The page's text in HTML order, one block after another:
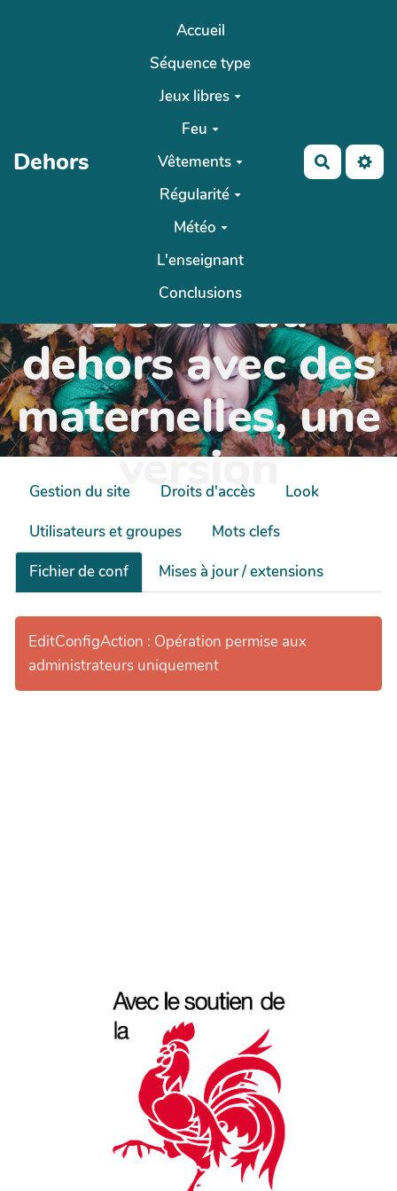
Aller au contenu principal
Dehors
Accueil
Séquence type
Jeux libres
Feu
Vêtements
Régularité
Météo
L'enseignant
Conclusions
L’école du
dehors avec des
maternelles, une
version
Gestion du site Droits d'accès
Look
Utilisateurs et groupes
Mots clefs
Fichier de conf
Mises à jour / extensions
EditConfigAction : Opération permise aux
administrateurs uniquement